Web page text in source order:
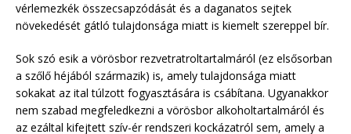
vérlemezkék összecsapzódását és a daganatos sejtek
növekedését gátló tulajdonsága miatt is kiemelt szereppel bír.
Sok szó esik a vörösbor rezvetratroltartalmáról (ez elsősorban
a szőlő héjából származik) is, amely tulajdonsága miatt
sokakat az ital túlzott fogyasztására is csábítana. Ugyanakkor
nem szabad megfeledkezni a vörösbor alkoholtartalmáról és
az ezáltal kifejtett szív-ér rendszeri kockázatról sem, amely a